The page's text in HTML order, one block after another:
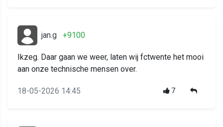
jan.g +9100
Ikzeg. Daar gaan we weer, laten wij fctwente het mooi
aan onze technische mensen over.
18-05-2026 14:45 7